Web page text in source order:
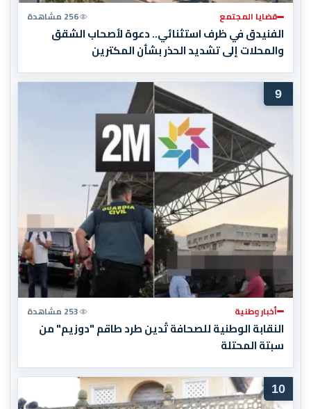
قضايا المجتمع 256 مشاهدة
الفنيدق في ظرف استثنائي.. دعوة لأصحاب الشقق
والمحلات إلى تشديد الحذر بشأن المكترين
9
أخبار وطنية 253 مشاهدة
النقابة الوطنية للصحافة تُدين طرد طاقم "دوزيم" من
سبتة المحتلة
10